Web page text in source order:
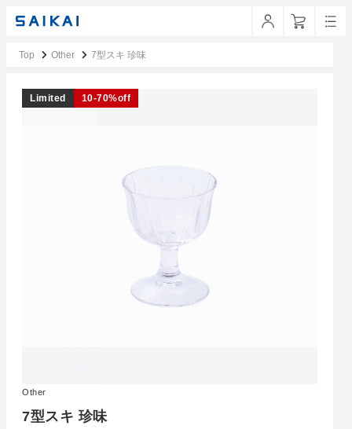
Top Other 7型スキ 珍味
7型スキ 珍味
Other
Limited 10-70%off